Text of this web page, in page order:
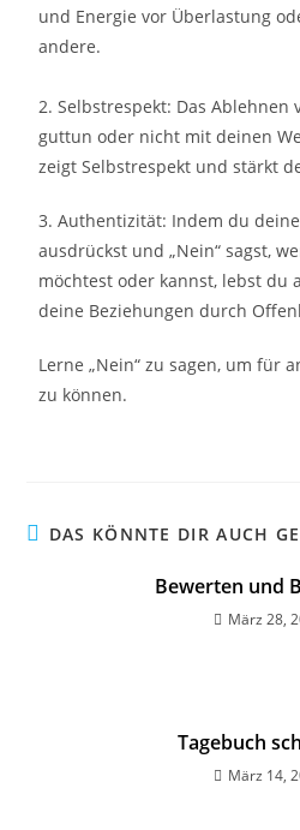
und Energie vor Überlastung
andere.
2. Selbstrespekt: Das
guttun oder nicht mit deinen
zeigt Selbstrespekt und stärkt
3. Authentizität: Indem du
ausdrückst und „Nein“ sagst,
möchtest oder kannst, lebst du
deine Beziehungen durch
Lerne „Nein“ zu sagen, um für
zu können.
DAS KÖNNTE DIR AUCH
Bewerten und
März 28,
Tagebuch
März 14,